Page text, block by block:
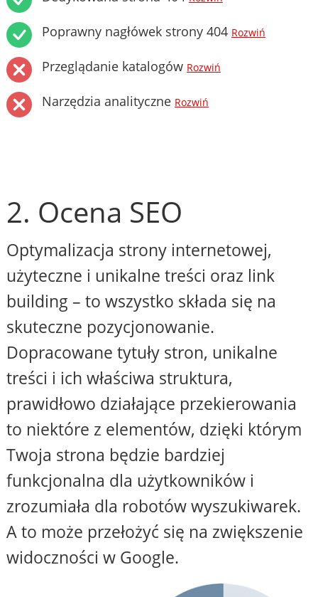
Poprawny nagłówek strony 404 Rozwiń
Przeglądanie katalogów Rozwiń
Narzędzia analityczne Rozwiń
2. Ocena SEO
Optymalizacja strony internetowej,
użyteczne i unikalne treści oraz link
building – to wszystko składa się na
skuteczne pozycjonowanie.
Dopracowane tytuły stron, unikalne
treści i ich właściwa struktura,
prawidłowo działające przekierowania
to niektóre z elementów, dzięki którym
Twoja strona będzie bardziej
funkcjonalna dla użytkowników i
zrozumiała dla robotów wyszukiwarek.
A to może przełożyć się na zwiększenie
widoczności w Google.